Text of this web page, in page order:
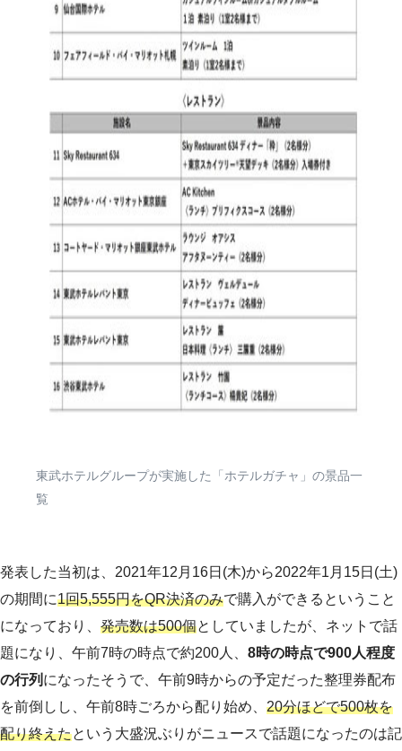
東武ホテルグループが実施した「ホテルガチャ」の景品一
覧
発表した当初は、2021年12月16日(木)から2022年1月15日(土)
の期間に1回5,555円をQR決済のみで購入ができるということ
になっており、 発売数は500個としていましたが、ネットで話
題になり、午前7時の時点で約200人、 8時の時点で900人程度
の行列 になったそうで、午前9時からの予定だった整理券配布
を前倒しし、午前8時ごろから配り始め、 20分ほどで500枚を
配り終えたという大盛況ぶりがニュースで話題になったのは記